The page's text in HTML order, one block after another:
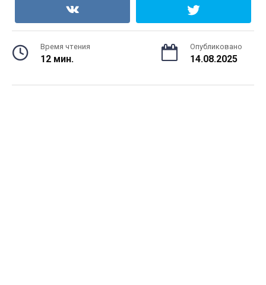
Время чтения
12 мин.
Опубликовано
14.08.2025